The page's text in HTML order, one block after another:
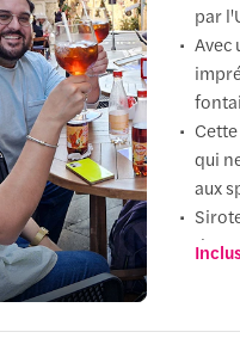
par
Avec
qui
aux